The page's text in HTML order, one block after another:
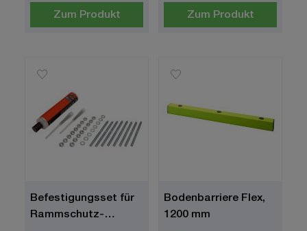
Zum Produkt Zum Produkt
Befestigungsset für
Rammschutz-
Bodenbarriere Flex,
1200 mm